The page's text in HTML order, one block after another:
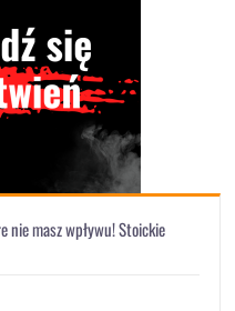
nie masz wpływu! Stoickie